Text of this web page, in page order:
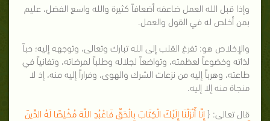
وإذا قبل الله العمل ضاعفه أضعافاً كثيرة والله واسع الفضل، عليم
بمن أخلص له في القول والعمل.
والإخلاص هو: تفرغ القلب إلى الله تبارك وتعالى، وتوجهه إليه؛ حباً
لذاته وخضوعاً لعظمته، وتواضعاً لجلاله وطلباً لمرضاته، وتفانياً في
طاعته، وهرباً إليه من نزعات الشرك والهوى، وفراراً إليه منه، إذ لا
منجاة منه إلا إليه.
قال تعالى: { إِنَّا أَنْزَلْنَا إِلَيْكَ الْكِتَابَ بِالْحَقِّ فَاعْبُدِ اللَّهَ مُخْلِصًا لَهُ الدِّينَ